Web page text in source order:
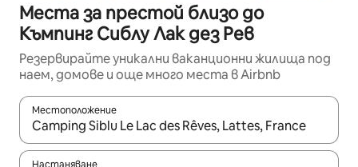
Места за престой близо до
Къмпинг Сиблу Лак дез Рев
Резервирайте уникални ваканционни жилища под
наем, домове и още много места в Airbnb
Местоположение
Когато резултатите се покажат, използвайте